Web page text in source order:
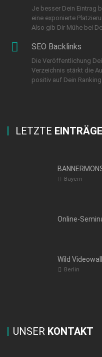
Je besser Dein Eintrag
eine exponierte
Also gib Dir Mühe bei
SEO Backlinks
Die Veröffentlichung
Verzeichnis stärkt die
positiv auf Dein
LETZTE EINTRÄGE
Bayern
Online-
Wild
Berlin
UNSER KONTAKT